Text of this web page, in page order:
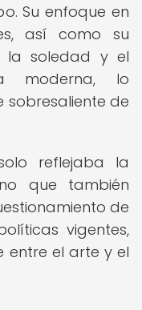
Su enfoque en
así como su
la soledad y el
moderna, lo
sobresaliente de
reflejaba la
que también
de
vigentes,
entre el arte y el